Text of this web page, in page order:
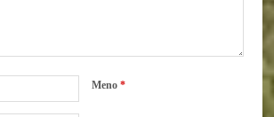
Meno *